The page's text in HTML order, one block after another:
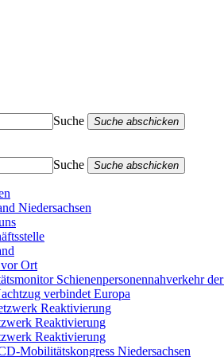
Suche
Suche abschicken
Suche
Suche abschicken
Niedersachsen
Ort
Schienenpersonennahverkehr
verbindet Europa
Reaktivierung
Reaktivierung
Reaktivierung
Mobilitätskongress Niedersachsen